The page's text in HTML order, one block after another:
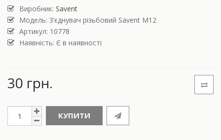
Виробник: Savent
Модель: З’єднувач різьбовий Savent М12
Артикул: 10778
Наявність: Є в наявності
30 грн.
КУПИТИ